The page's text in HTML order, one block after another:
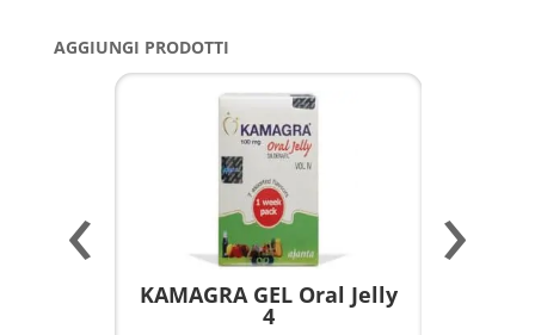
AGGIUNGI PRODOTTI
KAMAGRA GEL Oral Jelly
4
‹ ›